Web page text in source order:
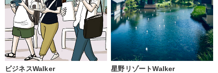
ビジネスWalker 星野リゾートWalker